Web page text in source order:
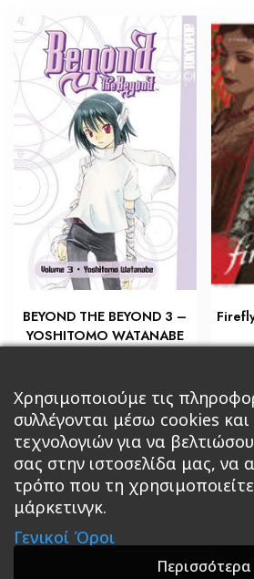
BEYOND THE BEYOND 3 –
YOSHITOMO WATANABE
Προσθήκη στο καλάθι
Κεντρική Βιβλία
Roleplaying Games Ψυχαγωγία
Σε Προσφορά
Χρησιμοποιούμε τις
συλλέγονται μέσω cookies
τεχνολογιών για να
σας στην ιστοσελίδα μας, να
τρόπο που τη
μάρκετινγκ.
Γενικοί Όροι
Περισσότερα